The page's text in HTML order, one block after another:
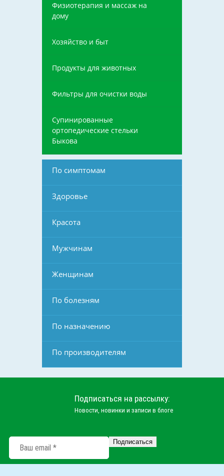
Физиотерапия и массаж на
дому
Хозяйство и быт
Продукты для животных
Фильтры для очистки воды
Супинированные
ортопедические стельки
Быкова
По симптомам
Здоровье
Красота
Мужчинам
Женщинам
По болезням
По назначению
По производителям
Подписаться на рассылку:
Новости, новинки и записи в блоге